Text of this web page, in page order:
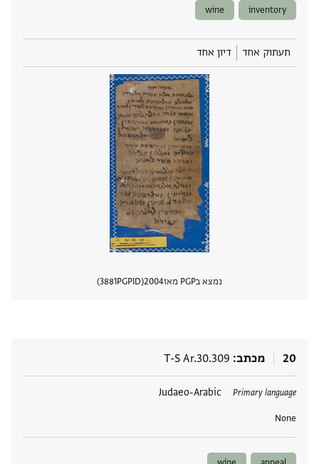
inventory
wine
תעתוק אחד דיון אחד
נמצא בPGP מאז 2004
PGPID
3881
20 מכתב T-S Ar.30.309
Primary language
Judaeo-Arabic
None
תגים